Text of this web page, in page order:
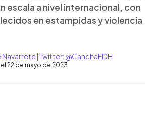
escala a nivel internacional, con
en estampidas y violencia
Navarrete | Twitter: @CanchaEDH
22 de mayo de 2023